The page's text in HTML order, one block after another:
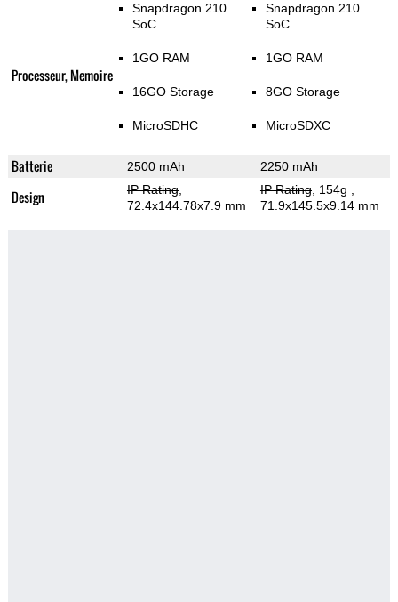
Processeur, Memoire
Snapdragon 210
SoC
1GO RAM
16GO Storage
MicroSDHC
Snapdragon 210
SoC
1GO RAM
8GO Storage
MicroSDXC
Batterie 2500 mAh 2250 mAh
Design IP Rating,
72.4x144.78x7.9 mm
IP Rating, 154g
71.9x145.5x9.14 mm